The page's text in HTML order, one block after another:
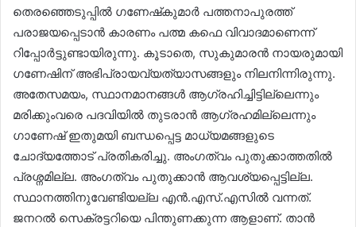
തെരഞ്ഞെടുപ്പിൽ ഗണേഷ്‌കുമാർ പത്തനാപുരത്ത്
പരാജയപ്പെടാൻ കാരണം പത്മ കഫെ വിവാദമാണെന്ന്
റിപ്പോർട്ടുണ്ടായിരുന്നു. കൂടാതെ, സുകുമാരൻ നായരുമായി
ഗണേഷിന് അഭിപ്രായവ്യത്യാസങ്ങളും നിലനിന്നിരുന്നു.
അതേസമയം, സ്ഥാനമാനങ്ങൾ ആഗ്രഹിച്ചിട്ടില്ലെന്നും
മരിക്കുംവരെ പദവിയിൽ തുടരാൻ ആഗ്രഹമില്ലെന്നും
ഗാണേഷ് ഇതുമയി ബന്ധപ്പെട്ട മാധ്യമങ്ങളുടെ
ചോദ്യത്തോട് പ്രതികരിച്ചു. അംഗത്വം പുതുക്കാത്തതിൽ
പ്രശ്നമില്ല. അംഗത്വം പുതുക്കാൻ ആവശ്യപ്പെട്ടില്ല.
സ്ഥാനത്തിനുവേണ്ടിയല്ല എൻ.എസ്.എസിൽ വന്നത്.
ജനറൽ സെക്രട്ടറിയെ പിന്തുണക്കുന്ന ആളാണ്. താൻ